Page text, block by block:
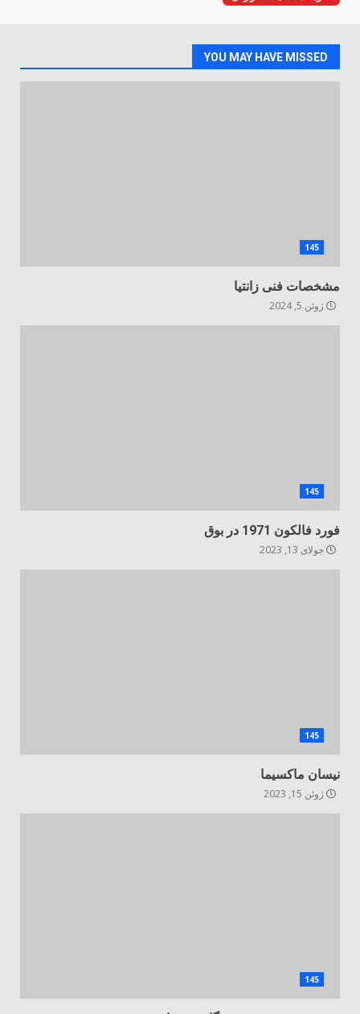
YOU MAY HAVE MISSED
145
مشخصات فنی زانتیا
ژوئن 5, 2024
145
فورد فالکون 1971 در بوق
جولای 13, 2023
145
نیسان ماکسیما
ژوئن 15, 2023
145